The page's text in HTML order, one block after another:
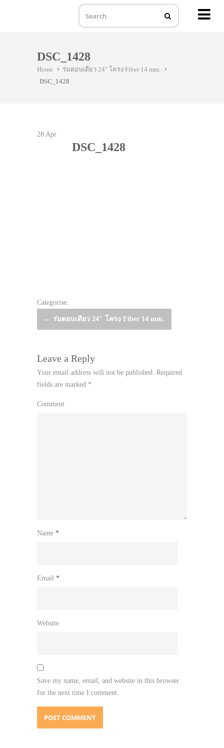
DSC_1428
Home
ร่มตอนเดียว 24" โครง Fiber 14 mm.
DSC_1428
28 Apr
DSC_1428
Categorise:
Post
← ร่มตอนเดียว 24″ โครง Fiber 14 mm.
Leave a Reply
Your email address will not be published. Required
fields are marked *
Comment
Name *
Email *
Website
Save my name, email, and website in this browser
for the next time I comment.